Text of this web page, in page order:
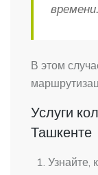
времени.
В этом
Услуги
Ташкенте
Узнайте,